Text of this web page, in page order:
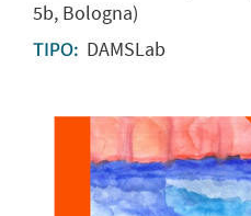
5b, Bologna)
TIPO: DAMSLab